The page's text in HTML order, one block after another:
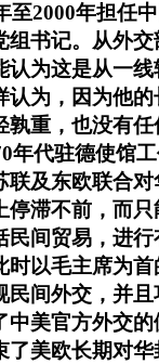
至2000年担任
组书记。从外
认为这是从一
认为，因为他
孰重，也没有
年代驻德使馆
联及东欧联合对
停滞不前，而
民间贸易，进
时以毛主席为
民间外交，并
中美官方外交
了美欧长期对